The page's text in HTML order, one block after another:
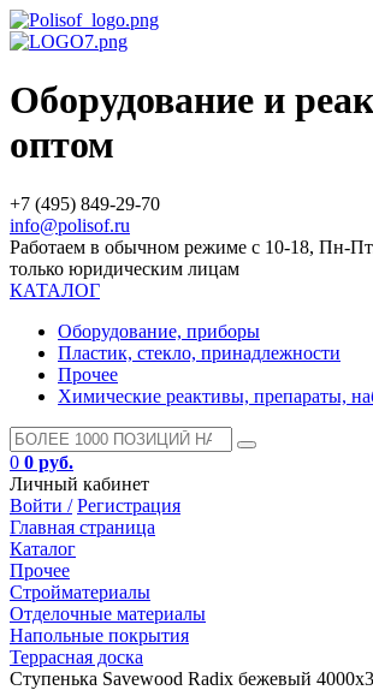
Оборудование и
оптом
+7 (495) 849-29-70
info@polisof.ru
Работаем в обычном режиме с 10-18, Пн-
только юридическим лицам
КАТАЛОГ
Оборудование, приборы
Пластик, стекло, принадлежности
Прочее
Химические реактивы, препараты,
0 0 руб.
Личный кабинет
Войти / Регистрация
Главная страница
Каталог
Прочее
Стройматериалы
Отделочные материалы
Напольные покрытия
Террасная доска
Ступенька Savewood Radix бежевый